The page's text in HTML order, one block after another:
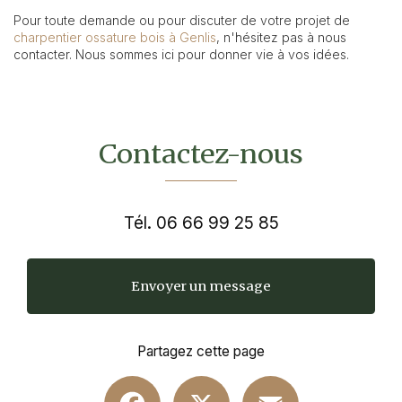
Pour toute demande ou pour discuter de votre projet de
charpentier ossature bois à Genlis, n'hésitez pas à nous
contacter. Nous sommes ici pour donner vie à vos idées.
Contactez-nous
Tél. 06 66 99 25 85
Envoyer un message
Partagez cette page
Facebook